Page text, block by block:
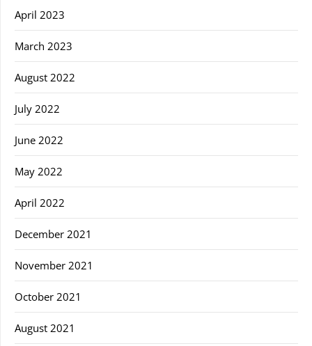
April 2023
March 2023
August 2022
July 2022
June 2022
May 2022
April 2022
December 2021
November 2021
October 2021
August 2021